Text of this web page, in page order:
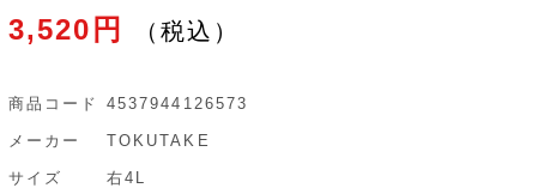
3,520円
商品コード 4537944126573
メーカー TOKUTAKE
サイズ 右4L